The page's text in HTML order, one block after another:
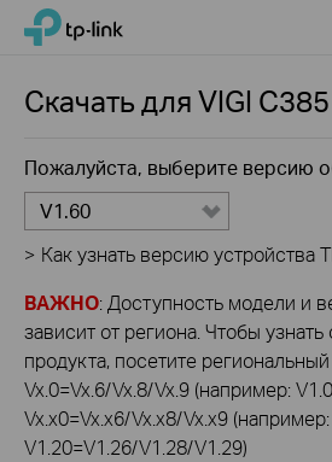
Click
navigation
TP-Link, Reliably Smart
Скачать дляVIGI C385
Пожалуйста, выберите версию
V1.60
> Как узнать версию устройства
ВАЖНО: Доступность модели и
зависит от региона. Чтобы
продукта, посетите
Vx.0=Vx.6/Vx.8/Vx.9 (например:
Vx.x0=Vx.x6/Vx.x8/Vx.x9 (например:
V1.20=V1.26/V1.28/V1.29)